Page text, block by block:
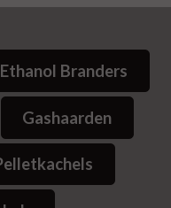
Branders
Gashaarden